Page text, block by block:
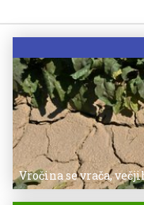
Vročina se vrača,